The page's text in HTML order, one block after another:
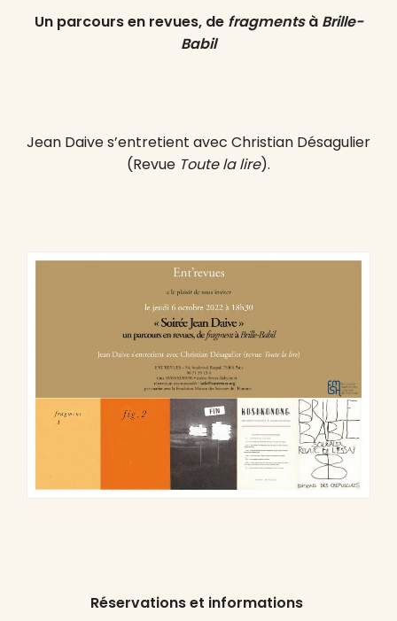
Un parcours en revues, de fragmentsà Brille-
Babil
Jean Daive s’entretient avec Christian Désagulier
(Revue Toute la lire).
Réservations et informations